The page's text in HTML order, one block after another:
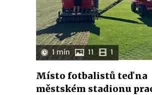
1 min 11 1
Místo fotbalistů teď na
městském stadionu